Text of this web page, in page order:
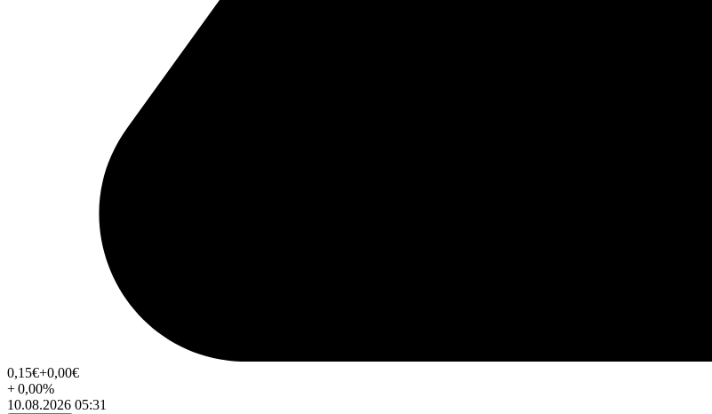
0,15€+0,00€
+0,00%
10.08.2026 05:31